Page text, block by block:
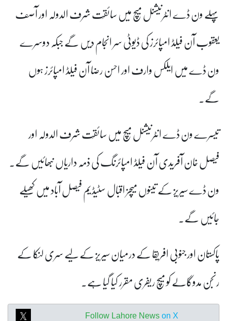
پہلے ون ڈے انٹرنیشنل میچ میں سائقَت شرف الدولہ اور آصف
یعقوب آن فیلڈ امپائرز کی ڈیوٹی سر انجام دیں گے جبکہ دوسرے
ون ڈے میں ایلکس وارف اور احسن رضا آن فیلڈ امپائرز ہوں
گے۔
تیسرے ون ڈے انٹرنیشنل میچ میں سائقَت شرف الدولہ اور
فیصل خان آفریدی آن فیلڈ امپائرنگ کی ذمہ داریاں نبھائیں گے۔
ون ڈے سیریز کے تینوں میچز اقبال سٹیڈیم فیصل آباد میں کھیلے
جائیں گے۔
پاکستان اور جنوبی افریقا کے درمیان سیریز کے لیے سری لنکا کے
رنجن مدوگالے کو میچ ریفری مقرر کیا گیا ہے۔
Follow Lahore News on X